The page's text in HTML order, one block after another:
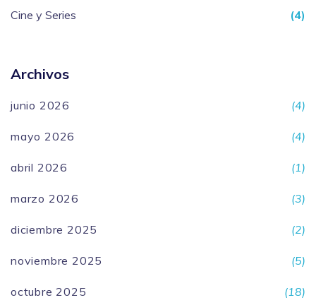
Cine y Series (4)
Archivos
junio 2026 (4)
mayo 2026 (4)
abril 2026 (1)
marzo 2026 (3)
diciembre 2025 (2)
noviembre 2025 (5)
octubre 2025 (18)